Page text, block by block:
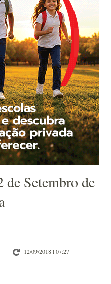
de Setembro de
12/09/2018 l 07:27